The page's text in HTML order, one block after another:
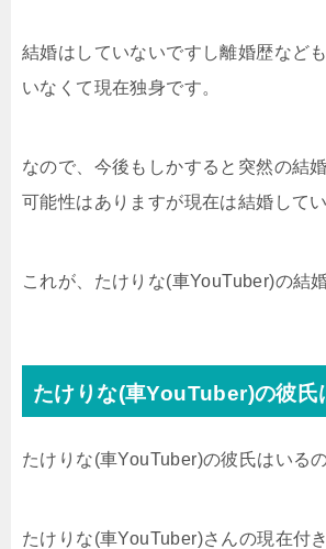
結婚はしていないですし離婚歴など
いなくて現在独身です。
なので、今後もしかすると突然の結
可能性はありますが現在は結婚して
これが、たけりな(車YouTuber)の結
たけりな(車YouTuber)の彼氏
たけりな(車YouTuber)の彼氏はいる
たけりな(車YouTuber)さんの現在付